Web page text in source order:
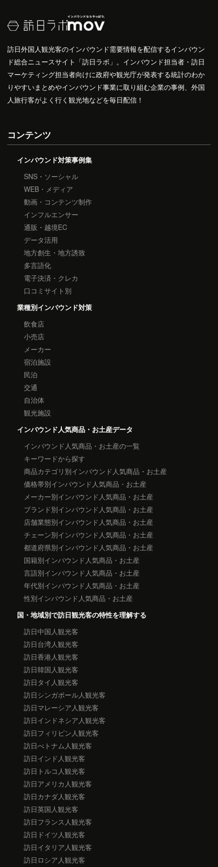
訪日外国人観光客のインバウンド需要情報を配信するインバウン
ド総合ニュースサイト「訪日ラボ」。インバウンド担当者・訪日
マーケティング担当者向けに政府や観光庁が発表する統計のわか
りやすいまとめやインバウンド事業に取り組む企業の事例、外国
人旅行客がよく行く観光地などを毎日配信！
コンテンツ
インバウンド対策事例集
SNS・ソーシャル
WEB・メディア
動画・コンテンツ制作
インフルエンサー
通販・越境EC
データ活用
地方創生・地方誘致
多言語化
電子決済・クレカ
口コミサイト別
業種別インバウンド対策
飲食店
小売店
メーカー
宿泊施設
民泊
交通
自治体
観光施設
インバウンド人気商品・お土産データ
インバウンド人気商品・お土産の一覧
キーワードから探す
商品カテゴリ別インバウンド人気商品・お土産
価格帯別インバウンド人気商品・お土産
メーカー別インバウンド人気商品・お土産
ブランド別インバウンド人気商品・お土産
店舗業態別インバウンド人気商品・お土産
チェーン別インバウンド人気商品・お土産
都道府県別インバウンド人気商品・お土産
国籍別インバウンド人気商品・お土産
言語別インバウンド人気商品・お土産
年代別インバウンド人気商品・お土産
性別インバウンド人気商品・お土産
国・地域別で訪日観光客の特性を理解する
訪日中国人観光客
訪日台湾人観光客
訪日香港人観光客
訪日韓国人観光客
訪日タイ人観光客
訪日シンガポール人観光客
訪日マレーシア人観光客
訪日インドネシア人観光客
訪日フィリピン人観光客
訪日べトナム人観光客
訪日インド人観光客
訪日トルコ人観光客
訪日アメリカ人観光客
訪日カナダ人観光客
訪日英国人観光客
訪日フランス人観光客
訪日ドイツ人観光客
訪日イタリア人観光客
訪日ロシア人観光客